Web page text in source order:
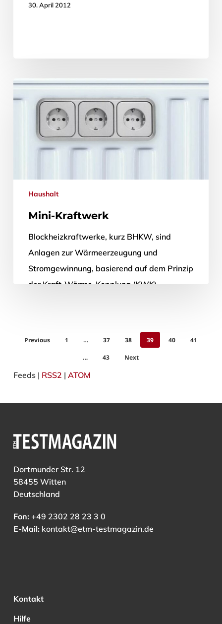
30. April 2012
Haushalt
Mini-Kraftwerk
Blockheizkraftwerke, kurz BHKW, sind
Anlagen zur Wärmeerzeugung und
Stromgewinnung, basierend auf dem Prinzip
der Kraft-Wärme-Kopplung (KWK).
Previous 1 … 37 38 39 40 41
… 43 Next
Feeds | RSS2 | ATOM
Dortmunder Str. 12
58455 Witten
Deutschland
Fon:+49 2302 28 23 3 0
E-Mail: kontakt@etm-testmagazin.de
Kontakt
Hilfe